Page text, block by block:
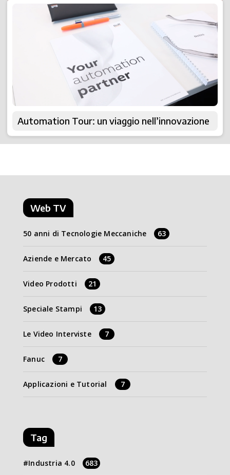
Automation Tour: un viaggio nell’innovazione
Web TV
50 anni di Tecnologie Meccaniche 63
Aziende e Mercato 45
Video Prodotti 21
Speciale Stampi 13
Le Video Interviste 7
Fanuc 7
Applicazioni e Tutorial 7
Tag
Industria 4.0 683